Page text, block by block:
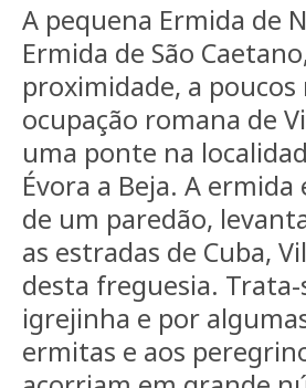
A pequena Ermida de
Ermida de São
proximidade, a
ocupação romana de
uma ponte na
Évora a Beja. A
de um paredão,
as estradas de Cuba,
desta freguesia.
igrejinha e por
ermitas e aos